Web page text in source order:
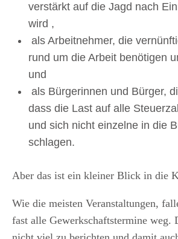
verstärkt auf die Jagd nach
wird ,
als Arbeitnehmer, die
rund um die Arbeit benötigen
und
als Bürgerinnen und Bürger,
dass die Last auf alle
und sich nicht einzelne in die
schlagen.
Aber das ist ein kleiner Blick in die
Wie die meisten Veranstaltungen,
fast alle Gewerkschaftstermine weg.